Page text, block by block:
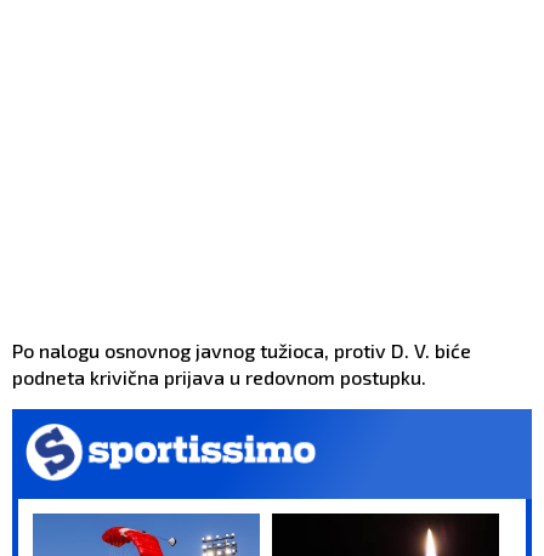
Po nalogu osnovnog javnog tužioca, protiv D. V. biće
podneta krivična prijava u redovnom postupku.